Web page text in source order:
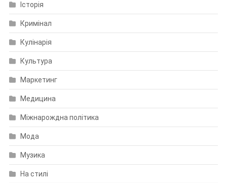
Історія
Кримінал
Кулінарія
Культура
Маркетинг
Медицина
Міжнарождна політика
Мода
Музика
На стилі